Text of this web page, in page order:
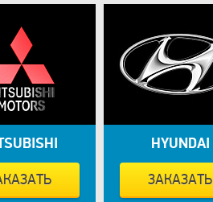
HYUNDAI
ЗАКАЗАТЬ